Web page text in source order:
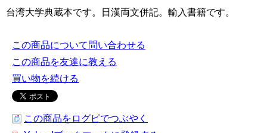
台湾大学典蔵本です。日漢両文併記。輸入書籍です。
この商品について問い合わせる
この商品を友達に教える
買い物を続ける
この商品をログピでつぶやく